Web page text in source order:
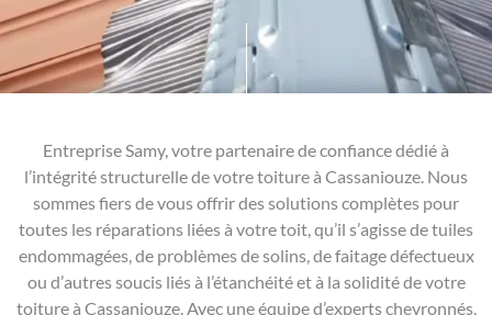
Entreprise Samy, votre partenaire de confiance dédié à
l’intégrité structurelle de votre toiture à Cassaniouze. Nous
sommes fiers de vous offrir des solutions complètes pour
toutes les réparations liées à votre toit, qu’il s’agisse de tuiles
endommagées, de problèmes de solins, de faitage défectueux
ou d’autres soucis liés à l’étanchéité et à la solidité de votre
toiture à Cassaniouze. Avec une équipe d’experts chevronnés,